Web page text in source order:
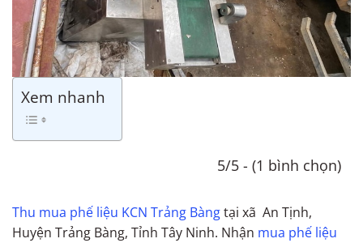
Xem nhanh
5/5 - (1 bình chọn)
Thu mua phế liệu KCN Trảng Bàngtại xã An Tịnh,
Huyện Trảng Bàng, Tỉnh Tây Ninh. Nhận mua phế liệu